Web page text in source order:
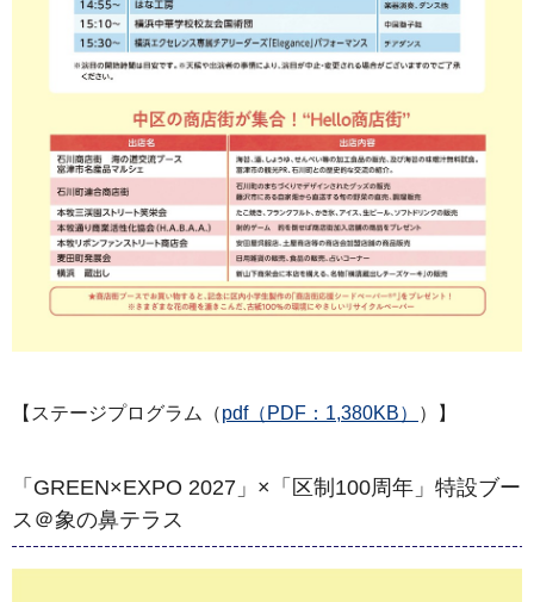
【ステージプログラム（pdf（PDF：1,380KB） ）】
「GREEN×EXPO 2027」×「区制100周年」特設ブー
ス＠象の鼻テラス